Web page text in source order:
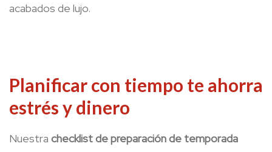
acabados de lujo.
Planificar con tiempo te ahorra
estrés y dinero
Nuestra checklist de preparación de temporada